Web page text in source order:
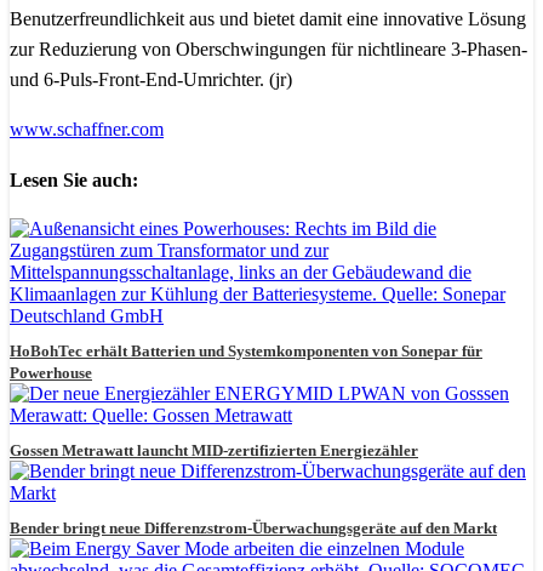
Benutzerfreundlichkeit aus und bietet damit eine innovative Lösung
zur Reduzierung von Oberschwingungen für nichtlineare 3-Phasen-
und 6-Puls-Front-End-Umrichter. (jr)
www.schaffner.com
Lesen Sie auch:
HoBohTec erhält Batterien und Systemkomponenten von Sonepar für
Powerhouse
Gossen Metrawatt launcht MID-zertifizierten Energiezähler
Bender bringt neue Differenzstrom-Überwachungsgeräte auf den Markt